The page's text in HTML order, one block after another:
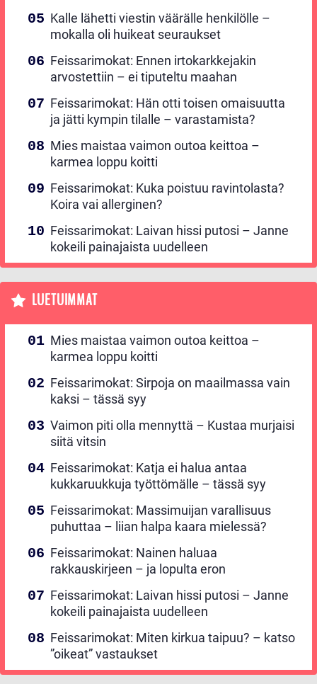
Kalle lähetti viestin väärälle henkilölle –
mokalla oli huikeat seuraukset
Feissarimokat: Ennen irtokarkkejakin
arvostettiin – ei tiputeltu maahan
Feissarimokat: Hän otti toisen omaisuutta
ja jätti kympin tilalle – varastamista?
Mies maistaa vaimon outoa keittoa –
karmea loppu koitti
Feissarimokat: Kuka poistuu ravintolasta?
Koira vai allerginen?
Feissarimokat: Laivan hissi putosi – Janne
kokeili painajaista uudelleen
LUETUIMMAT
Mies maistaa vaimon outoa keittoa –
karmea loppu koitti
Feissarimokat: Sirpoja on maailmassa vain
kaksi – tässä syy
Vaimon piti olla mennyttä – Kustaa murjaisi
siitä vitsin
Feissarimokat: Katja ei halua antaa
kukkaruukkuja työttömälle – tässä syy
Feissarimokat: Massimuijan varallisuus
puhuttaa – liian halpa kaara mielessä?
Feissarimokat: Nainen haluaa
rakkauskirjeen – ja lopulta eron
Feissarimokat: Laivan hissi putosi – Janne
kokeili painajaista uudelleen
Feissarimokat: Miten kirkua taipuu? – katso
”oikeat” vastaukset